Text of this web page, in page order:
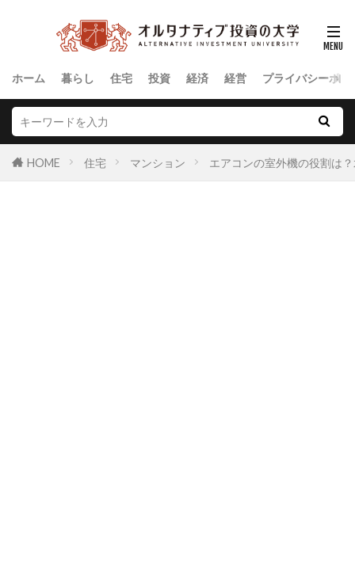
ホーム 暮らし 住宅 投資 経済 経営 プライバシーポリ
HOME 住宅 マンション エアコンの室外機の役割は